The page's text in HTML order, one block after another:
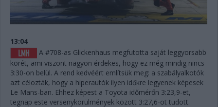
13:04
A #708-as Glickenhaus megfutotta saját leggyorsabb
körét, ami viszont nagyon érdekes, hogy ez még mindig nincs
3:30-on belül. A rend kedvéért említsük meg: a szabályalkotók
azt célozták, hogy a hiperautók ilyen időkre legyenek képesek
Le Mans-ban. Ehhez képest a Toyota időmérőn 3:23,9-et,
tegnap este versenykörülmények között 3:27,6-ot tudott.